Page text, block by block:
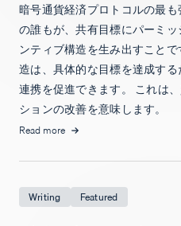
暗号通貨経済プロトコルの最
の誰もが、共有目標にパーミ
ンティブ構造を生み出すこと
造は、具体的な目標を達成す
連携を促進できます。 これは
ションの改善を意味します。
Read more
Writing Featured